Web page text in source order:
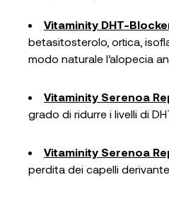
Vitaminity DHT-
betasitosterolo, ortica,
modo naturale l’alopecia
Vitaminity Serenoa
grado di ridurre i livelli di
Vitaminity Serenoa
perdita dei capelli